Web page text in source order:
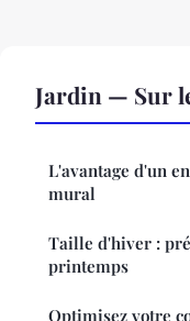
Jardin — Sur
L'avantage d'un
mural
Taille d'hiver :
printemps
Optimisez votre